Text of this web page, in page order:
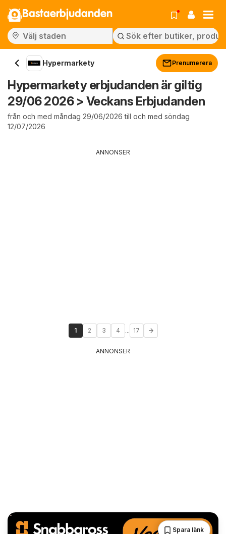
Bastaerbjudanden
Hypermarkety Prenumerera
Hypermarkety erbjudanden är giltig
29/06 2026 > Veckans Erbjudanden
från och med måndag 29/06/2026 till och med söndag
12/07/2026
ANNONSER
1 2 3 4 ... 17
ANNONSER
Spara länk